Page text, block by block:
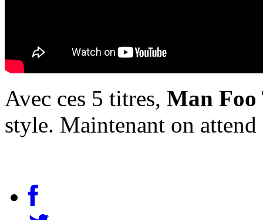
Avec ces 5 titres, Man Foo
style. Maintenant on